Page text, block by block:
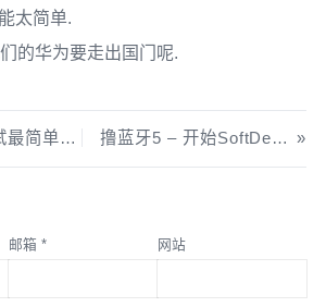
太简单.
的华为要走出国门呢.
蓝牙鼠标 撸蓝牙5 – 开始SoftDeivce大致浏览
邮箱 * 网站